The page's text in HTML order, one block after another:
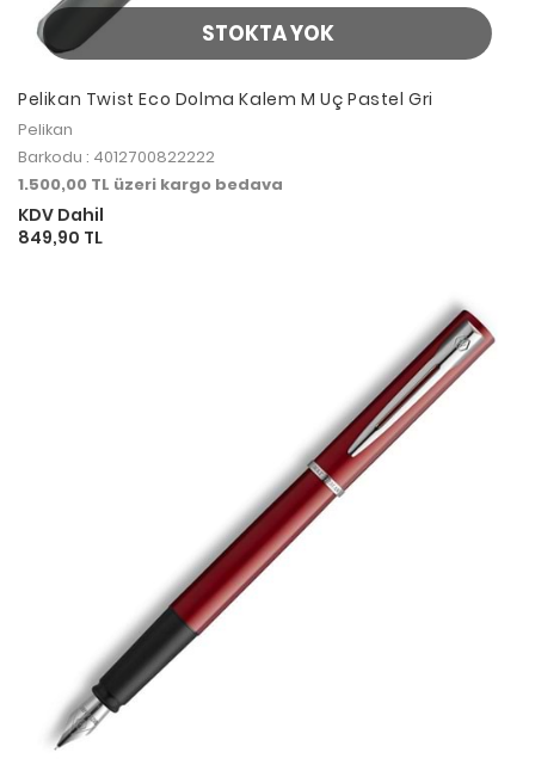
STOKTA YOK
Pelikan Twist Eco Dolma Kalem M Uç Pastel Gri
Pelikan
Barkodu : 4012700822222
1.500,00 TL üzeri kargo bedava
KDV Dahil
849,90 TL